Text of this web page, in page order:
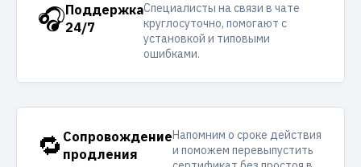
🎧Поддержка
24/7
Специалисты на связи в чате
круглосуточно, помогают с
установкой и типовыми
ошибками.
🔁 Сопровождение
продления
Напомним о сроке действия
и поможем перевыпустить